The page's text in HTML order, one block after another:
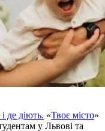
де діють. «Твоє місто»
у Львові та